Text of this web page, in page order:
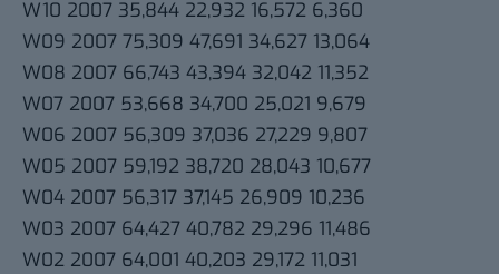
W10 2007 35,844 22,932 16,572 6,360
W09 2007 75,309 47,691 34,627 13,064
W08 2007 66,743 43,394 32,042 11,352
W07 2007 53,668 34,700 25,021 9,679
W06 2007 56,309 37,036 27,229 9,807
W05 2007 59,192 38,720 28,043 10,677
W04 2007 56,317 37,145 26,909 10,236
W03 2007 64,427 40,782 29,296 11,486
W02 2007 64,001 40,203 29,172 11,031